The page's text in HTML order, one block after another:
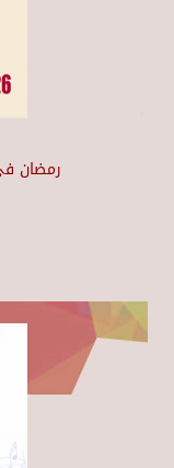
رمضان في